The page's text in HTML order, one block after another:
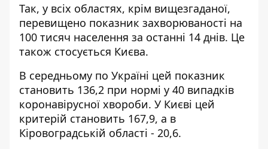
Так, у всіх областях, крім вищезгаданої,
перевищено показник захворюваності на
100 тисяч населення за останні 14 днів. Це
також стосується Києва.
В середньому по Україні цей показник
становить 136,2 при нормі у 40 випадків
коронавірусної хвороби. У Києві цей
критерій становить 167,9, а в
Кіровоградській області - 20,6.